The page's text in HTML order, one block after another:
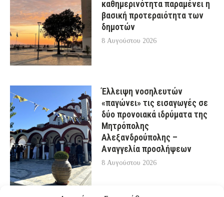
καθημερινότητα παραμένει η
βασική προτεραιότητα των
δημοτών
8 Αυγούστου 2026
Έλλειψη νοσηλευτών
«παγώνει» τις εισαγωγές σε
δύο προνοιακά ιδρύματα της
Μητρόπολης
Αλεξανδρούπολης –
Αναγγελία προσλήψεων
8 Αυγούστου 2026